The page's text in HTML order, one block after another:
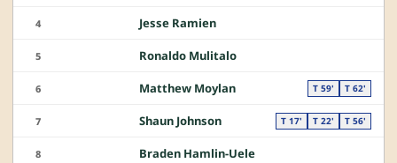
4 Jesse Ramien
5 Ronaldo Mulitalo
6 Matthew Moylan T 59' T 62'
7 Shaun Johnson T 17' T 22' T 56'
8 Braden Hamlin-Uele